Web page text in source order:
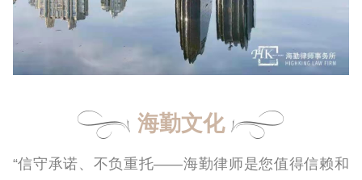
海勤文化
“信守承诺、不负重托——海勤律师是您值得信赖和